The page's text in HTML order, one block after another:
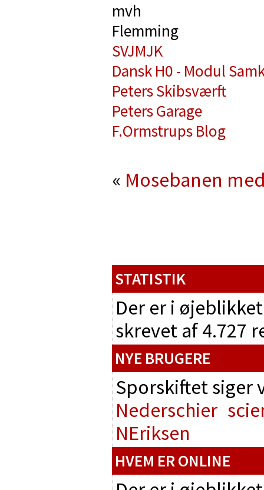
mvh
Flemming
SVJMJK
Dansk H0 - Modul
Peters Skibsværft
Peters Garage
F.Ormstrups Blog
« Mosebanen
STATISTIK
Der er i
skrevet af 4.727
NYE BRUGERE
Sporskiftet
Nederschier
NEriksen
HVEM ER ONLINE